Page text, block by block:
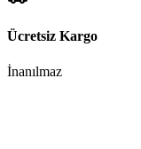
Ücretsiz Kargo
İnanılmaz